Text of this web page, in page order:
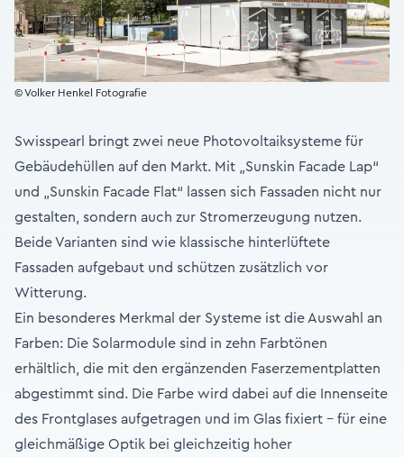
© Volker Henkel Fotografie
Swisspearl bringt zwei neue Photovoltaiksysteme für
Gebäudehüllen auf den Markt. Mit „Sunskin Facade Lap“
und „Sunskin Facade Flat“ lassen sich Fassaden nicht nur
gestalten, sondern auch zur Stromerzeugung nutzen.
Beide Varianten sind wie klassische hinterlüftete
Fassaden aufgebaut und schützen zusätzlich vor
Witterung.
Ein besonderes Merkmal der Systeme ist die Auswahl an
Farben: Die Solarmodule sind in zehn Farbtönen
erhältlich, die mit den ergänzenden Faserzementplatten
abgestimmt sind. Die Farbe wird dabei auf die Innenseite
des Frontglases aufgetragen und im Glas fixiert – für eine
gleichmäßige Optik bei gleichzeitig hoher